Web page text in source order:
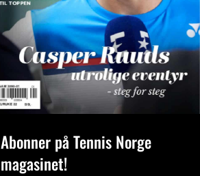
Abonner på Tennis Norge
magasinet!